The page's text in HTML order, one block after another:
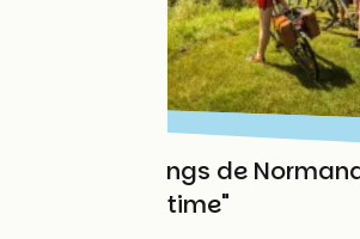
Fietsroute langs de
"La Vélomaritime"